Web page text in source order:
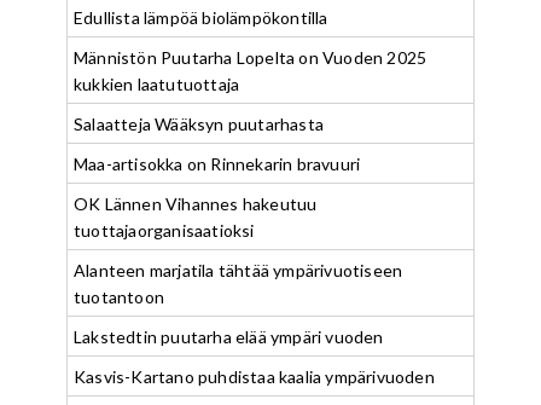
Edullista lämpöä biolämpökontilla
Männistön Puutarha Lopelta on Vuoden 2025
kukkien laatutuottaja
Salaatteja Wääksyn puutarhasta
Maa-artisokka on Rinnekarin bravuuri
OK Lännen Vihannes hakeutuu
tuottajaorganisaatioksi
Alanteen marjatila tähtää ympärivuotiseen
tuotantoon
Lakstedtin puutarha elää ympäri vuoden
Kasvis-Kartano puhdistaa kaalia ympärivuoden